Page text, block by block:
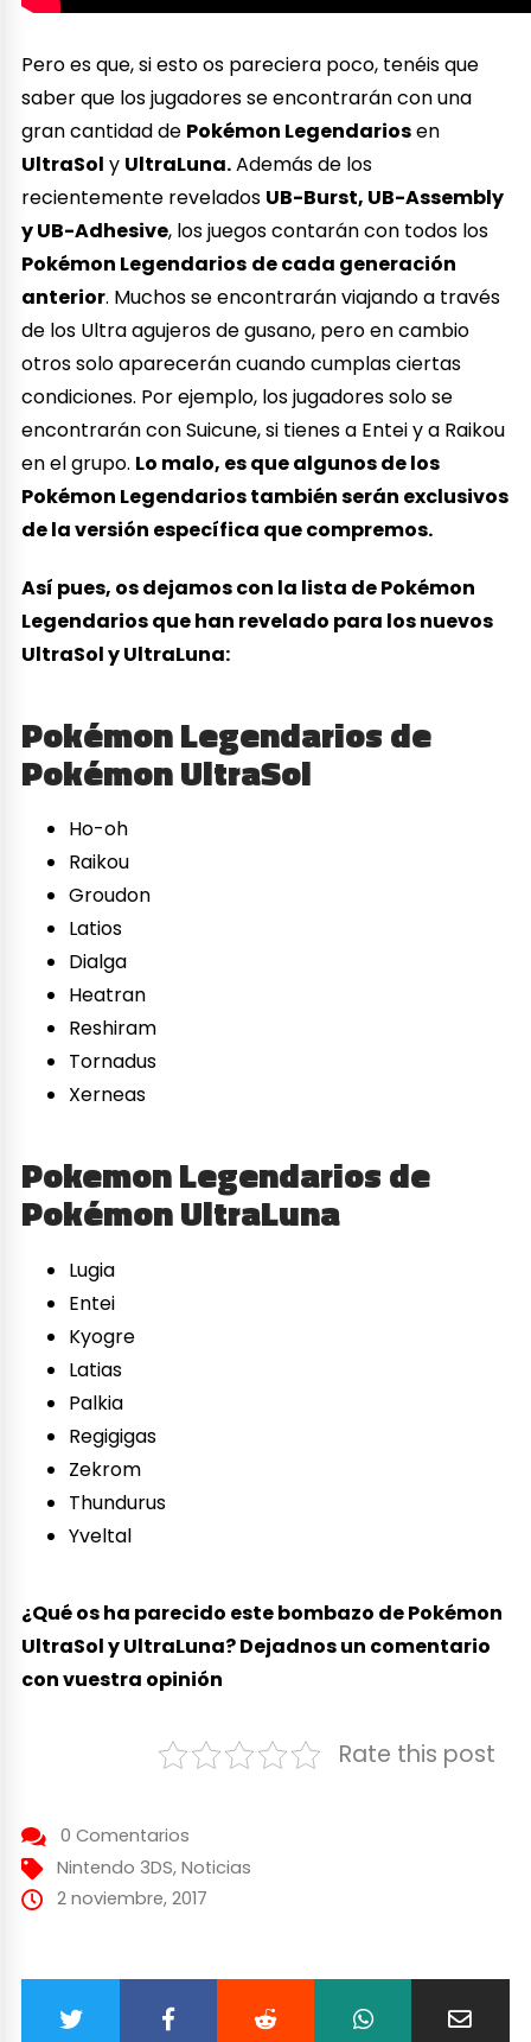
Pero es que, si esto os pareciera poco, tenéis que
saber que los jugadores se encontrarán con una
gran cantidad de Pokémon Legendariosen
UltraSol y UltraLuna.Además de los
recientemente revelados UB-Burst, UB-Assembly
y UB-Adhesive, los juegos contarán con todos los
Pokémon Legendarios de cada generación
anterior. Muchos se encontrarán viajando a través
de los Ultra agujeros de gusano, pero en cambio
otros solo aparecerán cuando cumplas ciertas
condiciones. Por ejemplo, los jugadores solo se
encontrarán con Suicune, si tienes a Entei y a Raikou
en el grupo. Lo malo, es que algunos de los
Pokémon Legendarios también serán exclusivos
de la versión específica que compremos.
Así pues, os dejamos con la lista de Pokémon
Legendarios que han revelado para los nuevos
UltraSol y UltraLuna:
Pokémon Legendarios de
Pokémon UltraSol
Ho-oh
Raikou
Groudon
Latios
Dialga
Heatran
Reshiram
Tornadus
Xerneas
Pokemon Legendarios de
Pokémon UltraLuna
Lugia
Entei
Kyogre
Latias
Palkia
Regigigas
Zekrom
Thundurus
Yveltal
¿Qué os ha parecido este bombazo de Pokémon
UltraSol y UltraLuna? Dejadnos un comentario
con vuestra opinión
Rate this post
0 Comentarios
Nintendo 3DS, Noticias
2 noviembre, 2017